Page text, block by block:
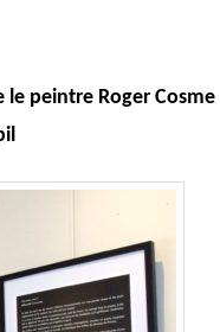
le peintre Roger Cosme